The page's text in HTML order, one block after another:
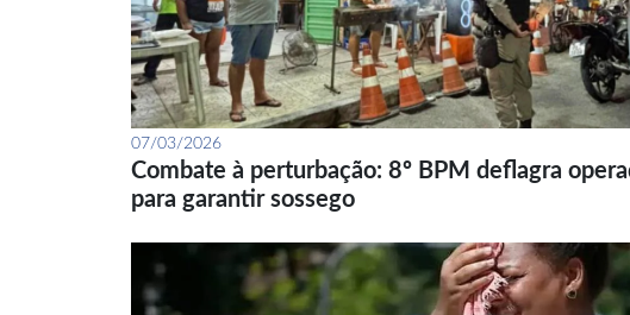
07/03/2026
Combate à perturbação: 8º BPM deflagra
para garantir sossego